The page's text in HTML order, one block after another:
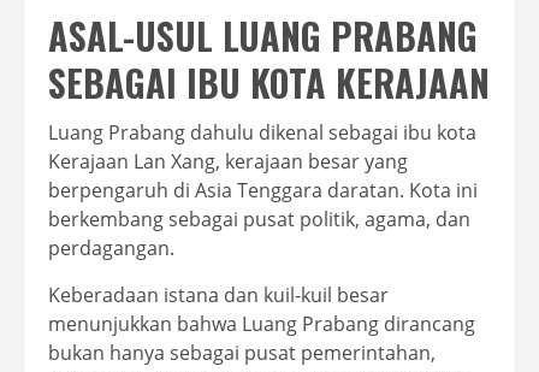
ASAL-USUL LUANG PRABANG
SEBAGAI IBU KOTA KERAJAAN
Luang Prabang dahulu dikenal sebagai ibu kota
Kerajaan Lan Xang, kerajaan besar yang
berpengaruh di Asia Tenggara daratan. Kota ini
berkembang sebagai pusat politik, agama, dan
perdagangan.
Keberadaan istana dan kuil-kuil besar
menunjukkan bahwa Luang Prabang dirancang
bukan hanya sebagai pusat pemerintahan,